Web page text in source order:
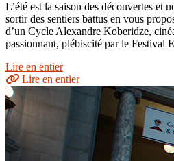
L’été est la saison des découvertes et
sortir des sentiers battus en vous
d’un Cycle Alexandre Koberidze,
passionnant, plébiscité par le Festival
Lire en entier
Lire en entier